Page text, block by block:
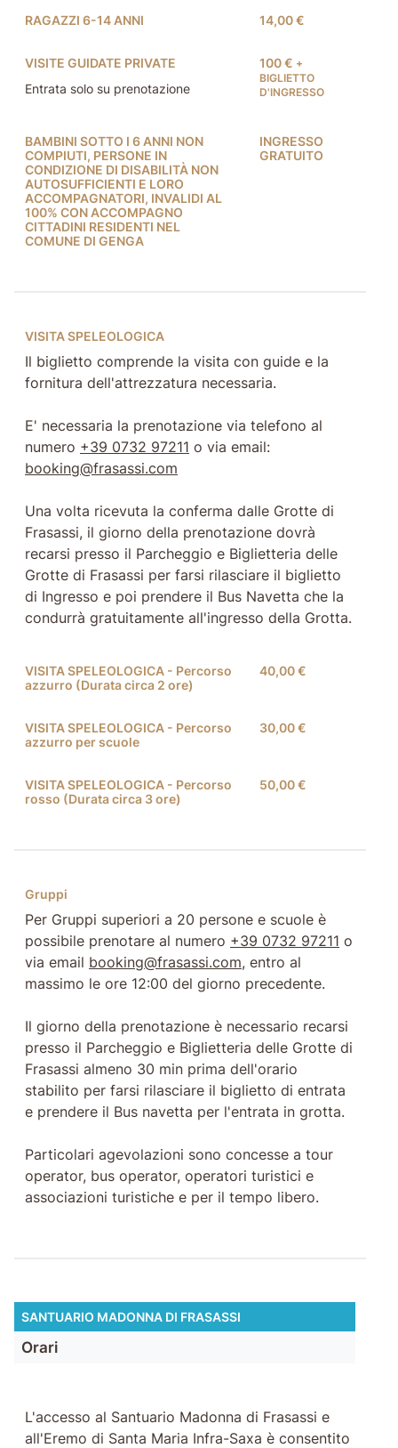
RAGAZZI 6-14 ANNI 14,00 €
VISITE GUIDATE PRIVATE
Entrata solo su prenotazione
100 € +
BIGLIETTO
D'INGRESSO
BAMBINI SOTTO I 6 ANNI NON
COMPIUTI, PERSONE IN
CONDIZIONE DI DISABILITÀ NON
AUTOSUFFICIENTI E LORO
ACCOMPAGNATORI, INVALIDI AL
100% CON ACCOMPAGNO
CITTADINI RESIDENTI NEL
COMUNE DI GENGA
INGRESSO
GRATUITO
VISITA SPELEOLOGICA
Il biglietto comprende la visita con guide e la
fornitura dell'attrezzatura necessaria.
E' necessaria la prenotazione via telefono al
numero +39 0732 97211 o via email:
booking@frasassi.com
Una volta ricevuta la conferma dalle Grotte di
Frasassi, il giorno della prenotazione dovrà
recarsi presso il Parcheggio e Biglietteria delle
Grotte di Frasassi per farsi rilasciare il biglietto
di Ingresso e poi prendere il Bus Navetta che la
condurrà gratuitamente all'ingresso della Grotta.
VISITA SPELEOLOGICA - Percorso
azzurro (Durata circa 2 ore)
40,00 €
VISITA SPELEOLOGICA - Percorso
azzurro per scuole
30,00 €
VISITA SPELEOLOGICA - Percorso
rosso (Durata circa 3 ore)
50,00 €
Gruppi
Per Gruppi superiori a 20 persone e scuole è
possibile prenotare al numero +39 0732 97211 o
via email booking@frasassi.com, entro al
massimo le ore 12:00 del giorno precedente.
Il giorno della prenotazione è necessario recarsi
presso il Parcheggio e Biglietteria delle Grotte di
Frasassi almeno 30 min prima dell'orario
stabilito per farsi rilasciare il biglietto di entrata
e prendere il Bus navetta per l'entrata in grotta.
Particolari agevolazioni sono concesse a tour
operator, bus operator, operatori turistici e
associazioni turistiche e per il tempo libero.
SANTUARIO MADONNA DI FRASASSI
Orari
L'accesso al Santuario Madonna di Frasassi e
all'Eremo di Santa Maria Infra-Saxa è consentito